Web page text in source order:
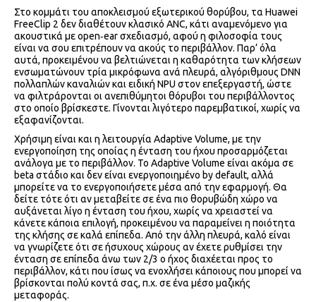
Στο κομμάτι του αποκλεισμού εξωτερικού θορύβου, τα Huawei
FreeClip 2 δεν διαθέτουν κλασικό ANC, κάτι αναμενόμενο για
ακουστικά με open‑ear σχεδιασμό, αφού η φιλοσοφία τους
είναι να σου επιτρέπουν να ακούς το περιβάλλον. Παρ’ όλα
αυτά, προκειμένου να βελτιώνεται η καθαρότητα των κλήσεων
ενσωματώνουν τρία μικρόφωνα ανά πλευρά, αλγόριθμους DNN
πολλαπλών καναλιών και ειδική NPU στον επεξεργαστή, ώστε
να φιλτράρονται οι ανεπιθύμητοι θόρυβοι του περιβάλλοντος
στο οποίο βρίσκεστε. Γίνονται λιγότερο παρεμβατικοί, χωρίς να
εξαφανίζονται.
Χρήσιμη είναι και η λειτουργία Adaptive Volume, με την
ενεργοποίηση της οποίας η ένταση του ήχου προσαρμόζεται
ανάλογα με το περιβάλλον. Το Adaptive Volume είναι ακόμα σε
beta στάδιο και δεν είναι ενεργοποιημένο by default, αλλά
μπορείτε να το ενεργοποιήσετε μέσα από την εφαρμογή. Θα
δείτε τότε ότι αν μεταβείτε σε ένα πιο θορυβώδη χώρο να
αυξάνεται λίγο η ένταση του ήχου, χωρίς να χρειαστεί να
κάνετε κάποια επιλογή, προκειμένου να παραμείνει η ποιότητα
της κλήσης σε καλά επίπεδα. Από την άλλη πλευρά, καλό είναι
να γνωρίζετε ότι σε ήσυχους χώρους αν έχετε ρυθμίσει την
ένταση σε επίπεδα άνω των 2/3 ο ήχος διαχέεται προς το
περιβάλλον, κάτι που ίσως να ενοχλήσει κάποιους που μπορεί να
βρίσκονται πολύ κοντά σας, π.χ. σε ένα μέσο μαζικής
μεταφοράς.